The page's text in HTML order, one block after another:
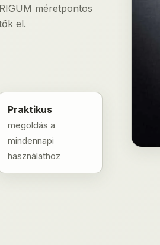
méretpontos
el.
Praktikus
megoldás a
mindennapi
használathoz